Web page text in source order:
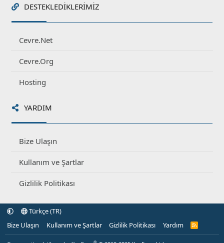
DESTEKLEDIKLERIMIZ
Cevre.Net
Cevre.Org
Hosting
YARDIM
Bize Ulaşın
Kullanım ve Şartlar
Gizlilik Politikası
Türkçe (TR)
Bize Ulaşın
Kullanım ve Şartlar Gizlilik Politikası Yardım
R